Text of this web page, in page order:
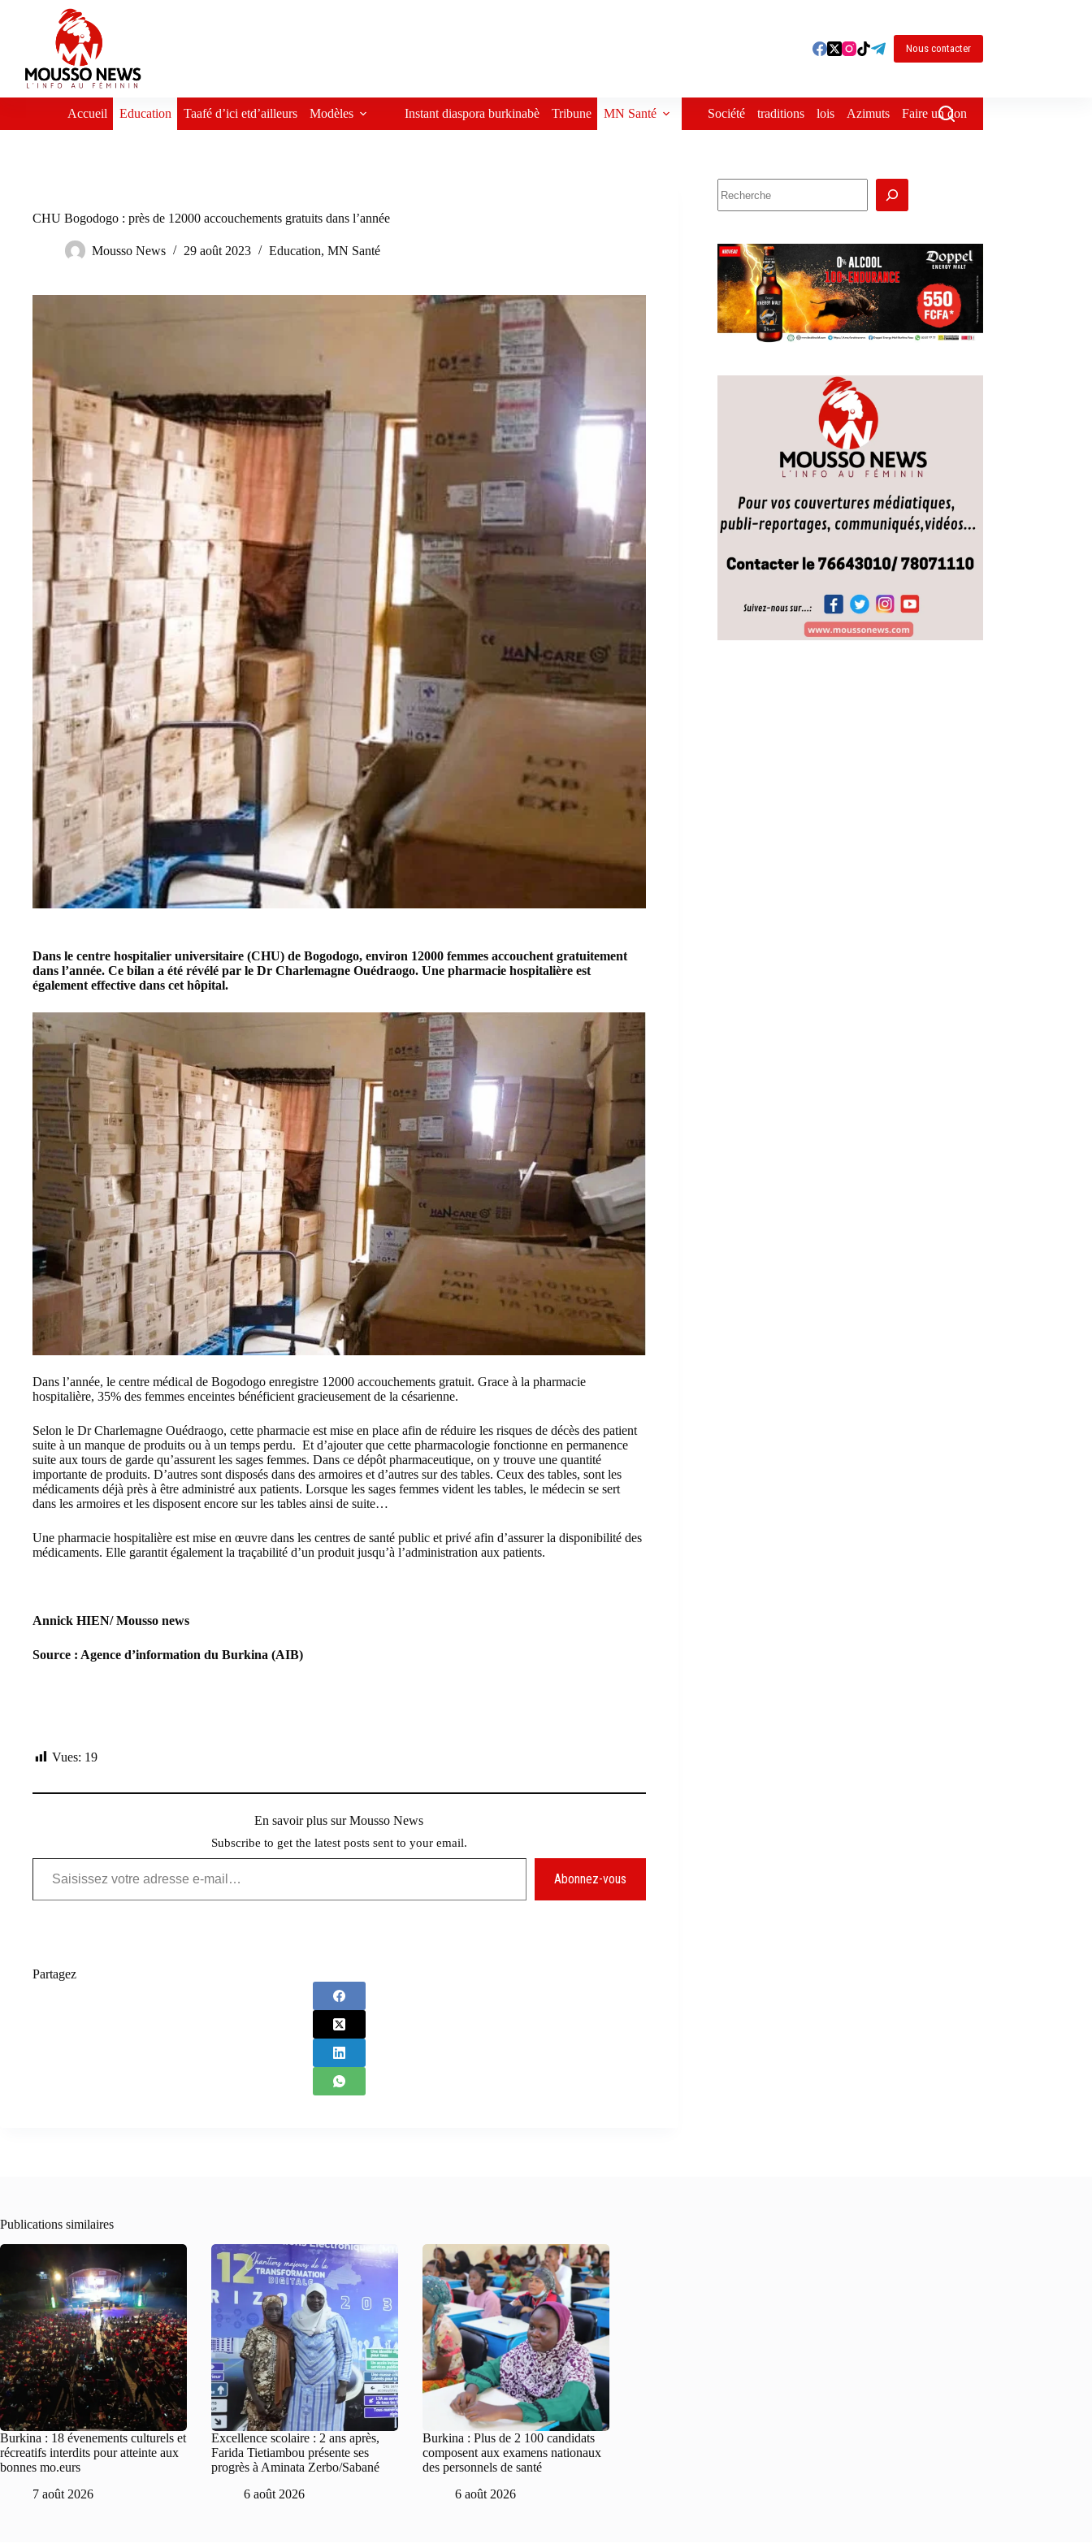
Nous contacter
Accueil Education Taafé d’ici etd’ailleurs Modèles Instant diaspora burkinabè Tribune MN Santé Société traditions lois Azimuts Faire un don
CHU Bogodogo : près de 12000 accouchements gratuits dans l’année
Mousso News 29 août 2023 Education, MN Santé
Dans le centre hospitalier universitaire (CHU) de Bogodogo, environ 12000 femmes accouchent gratuitement
dans l’année. Ce bilan a été révélé par le Dr Charlemagne Ouédraogo. Une pharmacie hospitalière est
également effective dans cet hôpital.
Dans l’année, le centre médical de Bogodogo enregistre 12000 accouchements gratuit. Grace à la pharmacie
hospitalière, 35% des femmes enceintes bénéficient gracieusement de la césarienne.
Selon le Dr Charlemagne Ouédraogo, cette pharmacie est mise en place afin de réduire les risques de décès des patient
suite à un manque de produits ou à un temps perdu. Et d’ajouter que cette pharmacologie fonctionne en permanence
suite aux tours de garde qu’assurent les sages femmes. Dans ce dépôt pharmaceutique, on y trouve une quantité
importante de produits. D’autres sont disposés dans des armoires et d’autres sur des tables. Ceux des tables, sont les
médicaments déjà près à être administré aux patients. Lorsque les sages femmes vident les tables, le médecin se sert
dans les armoires et les disposent encore sur les tables ainsi de suite…
Une pharmacie hospitalière est mise en œuvre dans les centres de santé public et privé afin d’assurer la disponibilité des
médicaments. Elle garantit également la traçabilité d’un produit jusqu’à l’administration aux patients.
Annick HIEN/ Mousso news
Source : Agence d’information du Burkina (AIB)
Vues: 19
En savoir plus sur Mousso News
Subscribe to get the latest posts sent to your email.
Saisissez votre adresse e-mail…
Abonnez-vous
Partagez
Publications similaires
Burkina : 18 évenements culturels et
récreatifs interdits pour atteinte aux
bonnes mo.eurs
7 août 2026
Excellence scolaire : 2 ans après,
Farida Tietiambou présente ses
progrès à Aminata Zerbo/Sabané
6 août 2026
Burkina : Plus de 2 100 candidats
composent aux examens nationaux
des personnels de santé
6 août 2026